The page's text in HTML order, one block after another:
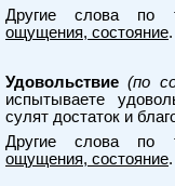
Другие слова по
ощущения, состояние.
Удовольствие (по
испытываете
сулят достаток и
Другие слова по
ощущения, состояние.